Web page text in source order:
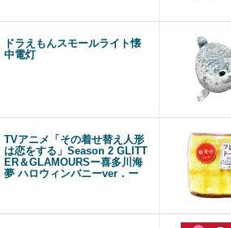
ドラえもんスモールライト懐
中電灯
TVアニメ「その着せ替え人形
は恋をする」Season 2 GLITT
ER＆GLAMOURSー喜多川海
夢 ハロウィンバニーver．ー